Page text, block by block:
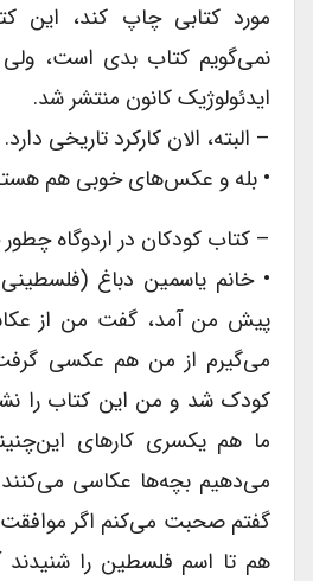
مورد کتابی چاپ کند، این
نمی‌گویم کتاب بدی است، ولی
ایدئولوژیک کانون منتشر شد.
– البته، الان کارکرد تاریخی دارد.
• بله و عکس‌های خوبی هم
– کتاب کودکان در اردوگاه
• خانم یاسمین دباغ
پیش من آمد، گفت من از
می‌گیرم از من هم عکسی
کودک شد و من این کتاب را
ما هم یکسری کارهای
می‌دهیم بچه‌ها عکاسی می‌کنند.
گفتم صحبت می‌کنم اگر موافقت
هم تا اسم فلسطین را شنیدند